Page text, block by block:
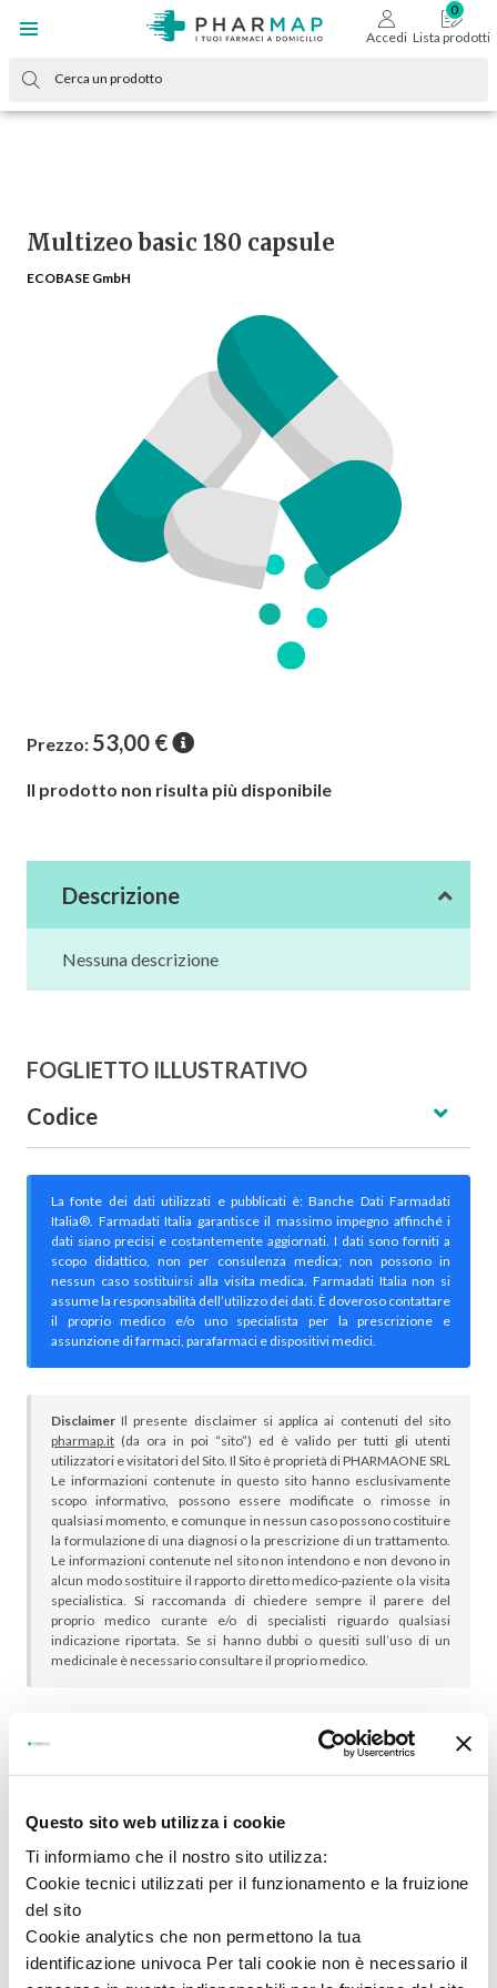
Questo sito web utilizza i cookie
Ti informiamo che il nostro sito utilizza:
Cookie tecnici utilizzati per il funzionamento e la fruizione
del sito
Cookie analytics che non permettono la tua
identificazione univoca Per tali cookie non è necessario il
Accedi Lista prodotti
Multizeo basic 180 capsule
ECOBASE GmbH
Prezzo: 53,00 €
Il prodotto non risulta più disponibile
Descrizione
Nessuna descrizione
FOGLIETTO ILLUSTRATIVO
Codice
La fonte dei dati utilizzati e pubblicati è: Banche Dati Farmadati
Italia®. Farmadati Italia garantisce il massimo impegno affinché i
dati siano precisi e costantemente aggiornati. I dati sono forniti a
scopo didattico, non per consulenza medica; non possono in
nessun caso sostituirsi alla visita medica. Farmadati Italia non si
assume la responsabilità dell’utilizzo dei dati. È doveroso contattare
il proprio medico e/o uno specialista per la prescrizione e
assunzione di farmaci, parafarmaci e dispositivi medici.
Disclaimer Il presente disclaimer si applica ai contenuti del sito
pharmap.it (da ora in poi “sito”) ed è valido per tutti gli utenti
utilizzatori e visitatori del Sito. Il Sito è proprietà di PHARMAONE SRL
Le informazioni contenute in questo sito hanno esclusivamente
scopo informativo, possono essere modificate o rimosse in
qualsiasi momento, e comunque in nessun caso possono costituire
la formulazione di una diagnosi o la prescrizione di un trattamento.
Le informazioni contenute nel sito non intendono e non devono in
alcun modo sostituire il rapporto diretto medico-paziente o la visita
specialistica. Si raccomanda di chiedere sempre il parere del
proprio medico curante e/o di specialisti riguardo qualsiasi
indicazione riportata. Se si hanno dubbi o quesiti sull’uso di un
medicinale è necessario consultare il proprio medico.